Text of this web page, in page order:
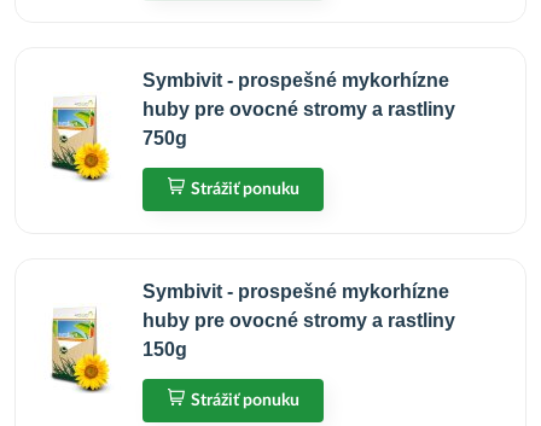
Symbivit - prospešné mykorhízne
huby pre ovocné stromy a rastliny
750g
Strážiť ponuku
Symbivit - prospešné mykorhízne
huby pre ovocné stromy a rastliny
150g
Strážiť ponuku